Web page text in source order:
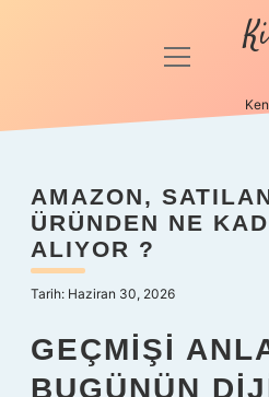
Anasayfa
Politikası
Yasal Uyarı
Hakkımızda
menüyü
AMAZON,
ÜRÜNDEN NE
ALIYOR ?
Tarih: Haziran 30, 2026
GEÇMIŞI
BUGÜNÜN